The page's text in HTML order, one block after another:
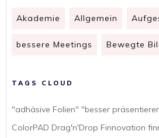
Akademie Allgemein
bessere Meetings Bewegte
TAGS CLOUD
"adhäsive Folien" "besser
ColorPAD Drag'n'Drop Finnovation